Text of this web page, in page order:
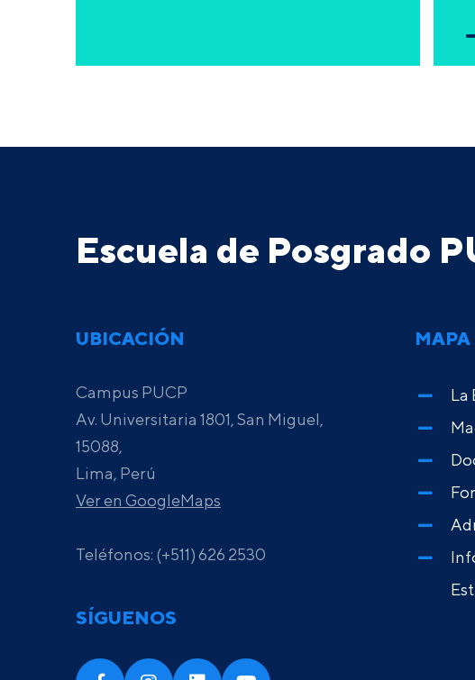
Escuela de Posgrado
UBICACIÓN
Campus PUCP
Av. Universitaria 1801, San Miguel,
15088,
Lima, Perú
Ver en GoogleMaps
Teléfonos: (+511) 626 2530
SÍGUENOS
MAPA
La